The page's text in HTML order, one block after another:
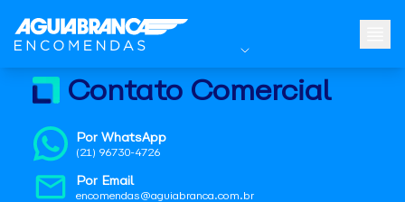
Contato Comercial
Por WhatsApp
(21) 96730-4726
Por Email
encomendas@aguiabranca.com.br